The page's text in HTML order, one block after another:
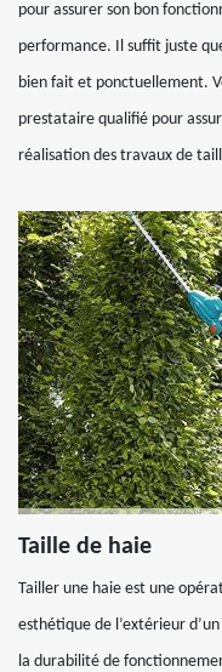
pour assurer son bon
performance. Il suffit juste
bien fait et ponctuellement.
prestataire qualifié pour
réalisation des travaux de
Taille de haie
Tailler une haie est une
esthétique de l’extérieur
la durabilité de